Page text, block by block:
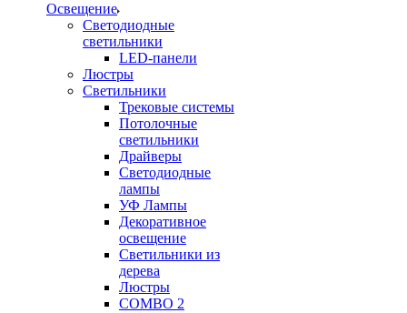
Освещение
Светодиодные
светильники
LED-панели
Люстры
Светильники
Трековые системы
Потолочные
светильники
Драйверы
Светодиодные
лампы
УФ Лампы
Декоративное
освещение
Светильники из
дерева
Люстры
COMBO 2